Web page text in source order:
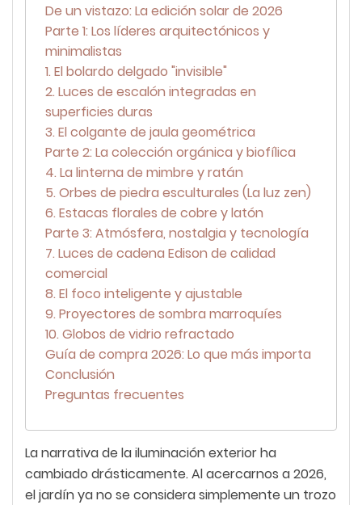
De un vistazo: La edición solar de 2026
Parte 1: Los líderes arquitectónicos y
minimalistas
1. El bolardo delgado "invisible"
2. Luces de escalón integradas en
superficies duras
3. El colgante de jaula geométrica
Parte 2: La colección orgánica y biofílica
4. La linterna de mimbre y ratán
5. Orbes de piedra esculturales (La luz zen)
6. Estacas florales de cobre y latón
Parte 3: Atmósfera, nostalgia y tecnología
7. Luces de cadena Edison de calidad
comercial
8. El foco inteligente y ajustable
9. Proyectores de sombra marroquíes
10. Globos de vidrio refractado
Guía de compra 2026: Lo que más importa
Conclusión
Preguntas frecuentes
La narrativa de la iluminación exterior ha
cambiado drásticamente. Al acercarnos a 2026,
el jardín ya no se considera simplemente un trozo